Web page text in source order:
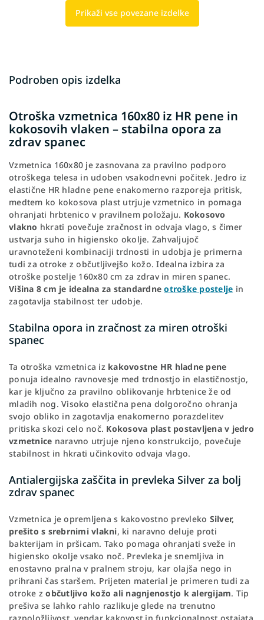
Prikaži vse povezane izdelke
Podroben opis izdelka
Otroška vzmetnica 160x80 iz HR pene in
kokosovih vlaken – stabilna opora za
zdrav spanec
Vzmetnica 160x80 je zasnovana za pravilno podporo
otroškega telesa in udoben vsakodnevni počitek. Jedro iz
elastične HR hladne pene enakomerno razporeja pritisk,
medtem ko kokosova plast utrjuje vzmetnico in pomaga
ohranjati hrbtenico v pravilnem položaju. Kokosovo
vlakno hkrati povečuje zračnost in odvaja vlago, s čimer
ustvarja suho in higiensko okolje. Zahvaljujoč
uravnoteženi kombinaciji trdnosti in udobja je primerna
tudi za otroke z občutljivejšo kožo. Idealna izbira za
otroške postelje 160x80 cm za zdrav in miren spanec.
Višina 8 cm je idealna za standardneotroške postelje in
zagotavlja stabilnost ter udobje.
Stabilna opora in zračnost za miren otroški
spanec
Ta otroška vzmetnica iz kakovostne HR hladne pene
ponuja idealno ravnovesje med trdnostjo in elastičnostjo,
kar je ključno za pravilno oblikovanje hrbtenice že od
mladih nog. Visoko elastična pena dolgoročno ohranja
svojo obliko in zagotavlja enakomerno porazdelitev
pritiska skozi celo noč. Kokosova plast postavljena v jedro
vzmetnice naravno utrjuje njeno konstrukcijo, povečuje
stabilnost in hkrati učinkovito odvaja vlago.
Antialergijska zaščita in prevleka Silver za bolj
zdrav spanec
Vzmetnica je opremljena s kakovostno prevleko Silver,
prešito s srebrnimi vlakni, ki naravno deluje proti
bakterijam in pršicam. Tako pomaga ohranjati sveže in
higiensko okolje vsako noč. Prevleka je snemljiva in
enostavno pralna v pralnem stroju, kar olajša nego in
prihrani čas staršem. Prijeten material je primeren tudi za
otroke zobčutljivo kožo ali nagnjenostjo k alergijam. Tip
prešiva se lahko rahlo razlikuje glede na trenutno
razpoložljivost, vendar kakovost in funkcionalnost ostajata